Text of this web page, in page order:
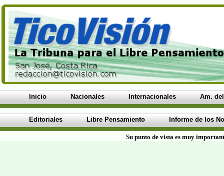
Inicio Nacionales Internacionales Am.
Editoriales Libre Pensamiento Informe de los
Su punto de vista es muy